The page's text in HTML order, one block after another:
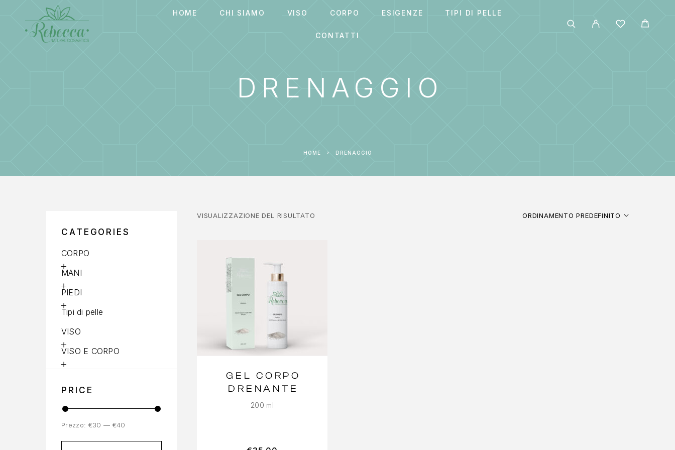
HOME CHI SIAMO VISO CORPO ESIGENZE TIPI DI PELLE
CONTATTI
DRENAGGIO
HOME DRENAGGIO
CATEGORIES
CORPO
MANI
PIEDI
Tipi di pelle
VISO
VISO E CORPO
PRICE
Prezzo: €30 — €40
VISUALIZZAZIONE DEL RISULTATO ORDINAMENTO PREDEFINITO
GEL CORPO
DRENANTE
200 ml